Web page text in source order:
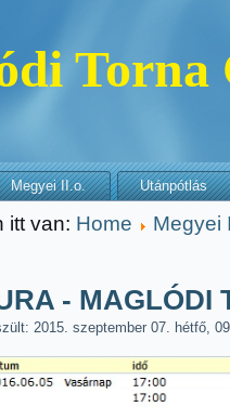
Torna
Megyei II.o. Utánpótlás
itt van: Home
Megyei
- MAGLÓDI
2015. szeptember 07. hétfő,